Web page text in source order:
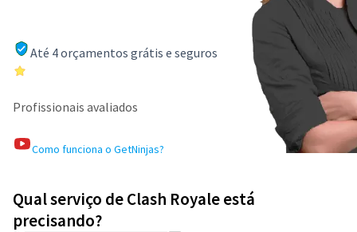
Até 4 orçamentos grátis e seguros
Profissionais avaliados
Como funciona o GetNinjas?
Qual serviço de Clash Royale está
precisando?